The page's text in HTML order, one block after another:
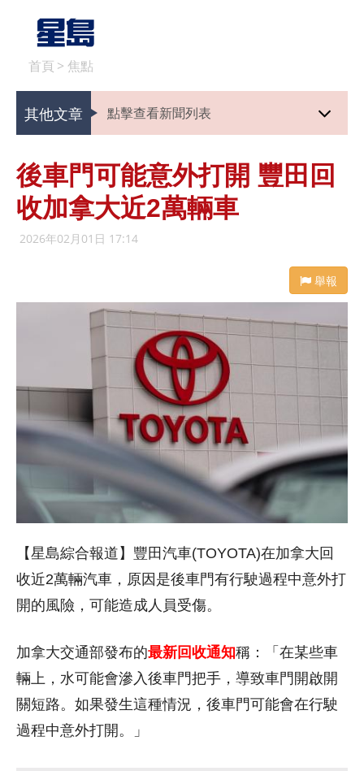
首頁 > 焦點
其他文章 點擊查看新聞列表
後車門可能意外打開 豐田回
收加拿大近2萬輛車
2026年02月01日 17:14
舉報
【星島綜合報道】豐田汽車(TOYOTA)在加拿大回
收近2萬輛汽車，原因是後車門有行駛過程中意外打
開的風險，可能造成人員受傷。
加拿大交通部發布的最新回收通知稱：「在某些車
輛上，水可能會滲入後車門把手，導致車門開啟開
關短路。如果發生這種情況，後車門可能會在行駛
過程中意外打開。」